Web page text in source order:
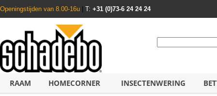
Openingstijden van 8.00-16u T: +31 (0)73-6 24 24 24
RAAM HOMECORNER INSECTENWERING